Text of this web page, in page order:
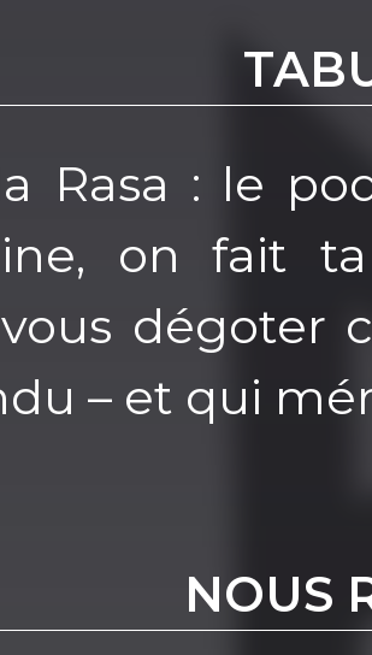
Rasa : le
on fait
dégoter
– et qui
NOUS